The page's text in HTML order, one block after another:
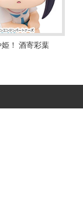
姫！ 酒寄彩葉